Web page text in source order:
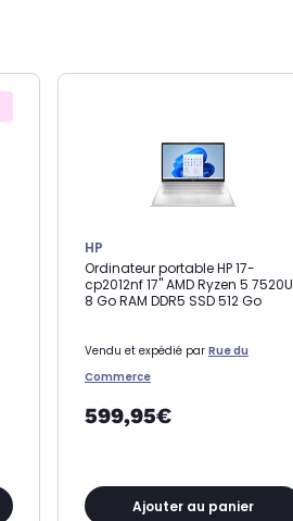
HP
Ordinateur portable HP 17-
cp2012nf 17" AMD Ryzen 5 7520U
8 Go RAM DDR5 SSD 512 Go
Vendu et expédié par Rue du
Commerce
599,95€
Ajouter au panier